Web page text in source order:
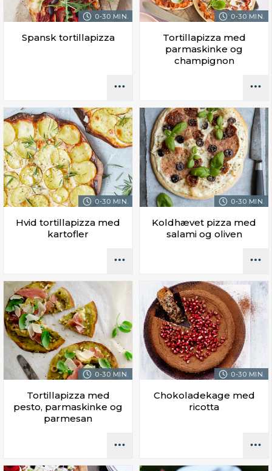
0-30 MIN.
Spansk tortillapizza
0-30 MIN.
Tortillapizza med
parmaskinke og
champignon
0-30 MIN.
Hvid tortillapizza med
kartofler
0-30 MIN.
Koldhævet pizza med
salami og oliven
0-30 MIN.
Tortillapizza med
pesto, parmaskinke og
parmesan
0-30 MIN.
Chokoladekage med
ricotta